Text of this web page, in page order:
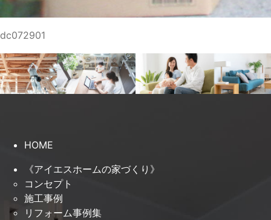
dc072901
HOME
《アイエスホームの家づくり》
コンセプト
施工事例
リフォーム事例集